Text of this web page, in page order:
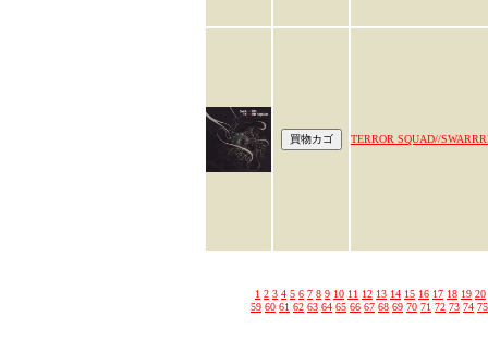
TERROR SQUAD//
1 2 3 4 5 6 7 8 9 10 11 12 13 14 15 16 17 18 19 20
59 60 61 62 63 64 65 66 67 68 69 70 71 72 73 74 75